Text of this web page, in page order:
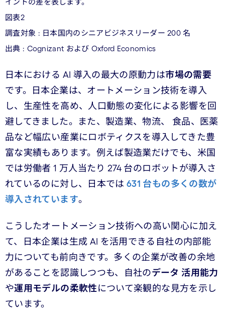
イントの差を表します。
図表2
調査対象 : 日本国内のシニアビジネスリーダー 200 名
出典 : Cognizant および Oxford Economics
日本における AI 導入の最大の原動力は市場の需要
です。日本企業は、オートメーション技術を導入
し、生産性を高め、人口動態の変化による影響を回
避してきました。また、製造業、物流、 食品、医薬
品など幅広い産業にロボティクスを導入してきた豊
富な実績もあります。例えば製造業だけでも、米国
では労働者 1 万人当たり 274 台のロボットが導入さ
れているのに対し、日本では631 台もの多くの数が
導入されています。
こうしたオートメーション技術への高い関心に加え
て、日本企業は生成 AI を活用できる自社の内部能
力についても前向きです。多くの企業が改善の余地
があることを認識しつつも、自社のデータ 活用能力
や運用モデルの柔軟性について楽観的な見方を示し
ています。